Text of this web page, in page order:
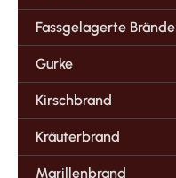
Fassgelagerte Brände
Gurke
Kirschbrand
Kräuterbrand
Marillenbrand